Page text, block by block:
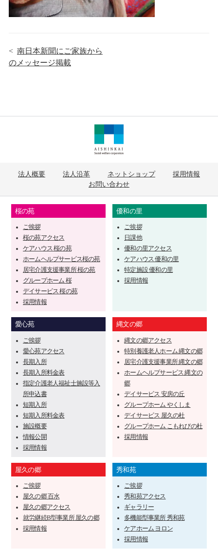
< 南日本新聞にご家族から
のメッセージ掲載
法人概要 法人沿革 ネットショップ
採用情報
お問い合わせ
桜の苑
ご挨拶
桜の苑アクセス
ケアハウス 桜の苑
ホームヘルプサービス桜の苑
居宅介護支援事業所 桜の苑
グループホーム 桜
デイサービス 桜の苑
採用情報
優和の里
ご挨拶
日課他
優和の里アクセス
ケアハウス 優和の里
特定施設 優和の里
採用情報
愛心苑
ご挨拶
愛心苑アクセス
長期入所
長期入所料金表
指定介護老人福祉士施設等入
所申込書
短期入所
短期入所料金表
施設概要
情報公開
採用情報
縄文の郷
縄文の郷アクセス
特別養護老人ホーム 縄文の郷
居宅介護支援事業所 縄文の郷
ホームヘルプサービス 縄文の
郷
デイサービス 安房の丘
グループホーム やくしま
デイサービス 屋久の杜
グループホーム こもれびの杜
採用情報
屋久の郷
ご挨拶
屋久の郷 百水
屋久の郷アクセス
就労継続B型事業所 屋久の郷
採用情報
秀和苑
ご挨拶
秀和苑アクセス
ギャラリー
多機能型事業所 秀和苑
ケアホーム ヨロン
採用情報